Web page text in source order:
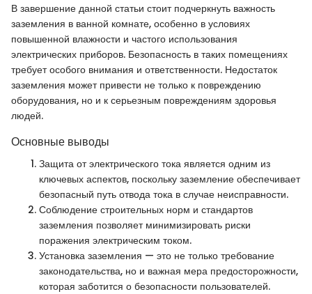
В завершение данной статьи стоит подчеркнуть важность
заземления в ванной комнате, особенно в условиях
повышенной влажности и частого использования
электрических приборов. Безопасность в таких помещениях
требует особого внимания и ответственности. Недостаток
заземления может привести не только к повреждению
оборудования, но и к серьезным повреждениям здоровья
людей.
Основные выводы
Защита от электрического тока является одним из
ключевых аспектов, поскольку заземление обеспечивает
безопасный путь отвода тока в случае неисправности.
Соблюдение строительных норм и стандартов
заземления позволяет минимизировать риски
поражения электрическим током.
Установка заземления — это не только требование
законодательства, но и важная мера предосторожности,
которая заботится о безопасности пользователей.